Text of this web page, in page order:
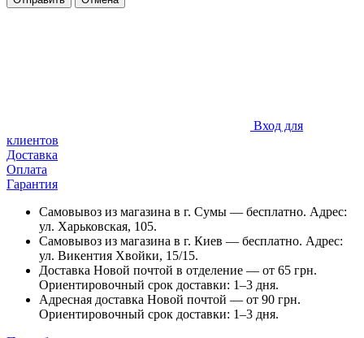
Вход для
клиентов
Доставка
Оплата
Гарантия
Самовывоз из магазина в г. Сумы — бесплатно. Адрес:
ул. Харьковская, 105.
Самовывоз из магазина в г. Киев — бесплатно. Адрес:
ул. Викентия Хвойки, 15/15.
Доставка Новой почтой в отделение — от 65 грн.
Ориентировочный срок доставки: 1–3 дня.
Адресная доставка Новой почтой — от 90 грн.
Ориентировочный срок доставки: 1–3 дня.